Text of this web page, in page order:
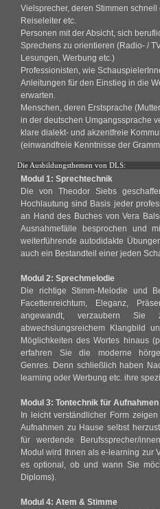
Vielsprecher, deren Stimmen
Reiseleiter etc.
Personen mit der Absicht, sich
Sprechens zu orientieren (Radio- /
Lesungen, Werbung etc.)
Professionisten, wie
Anleitungen für den Einstieg in die
erwarten.
Menschen, deren Erstsprache
in der deutschen Umgangssprache
klare dialekt- und akzentfreie
(einwandfreie Kenntnisse der
Die Ausbildungsthemen von DLS:
Modul 1: Sprechtechnik
Die von Theodor Siebs
Hochlautung sind Basis jeder
an Hand des Buches von Vera
Ausnahmefälle besprochen und
weiterführende autodidakte
auch ein Bestandteil einer jeden
Modul 2: Sprechmelodie
Die richtige Stimm-Melodie und
Facettenreichtum, Eleganz,
angewandt, verzaubern
abwechslungsreichem Klangbild
Möglichkeiten des Wortes hinaus
erfahren Sie die moderne
Genres. Denn schließlich haben
learning oder Werbung etc. ihre
Modul 3: Tontechnik für
In leicht verständlicher Form
Aufnahmen zu Hause selbst
für werdende Berufssprecher/
Modul wird Ihnen als e-learning zur
es optional, ob und wann Sie
Diploms).
Modul 4: Atem & Stimme